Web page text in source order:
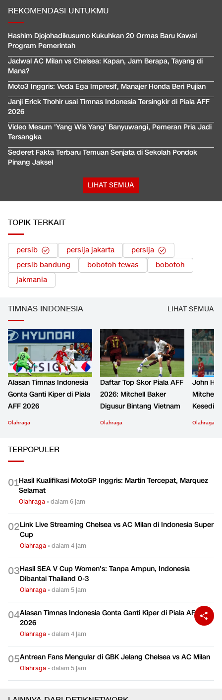
REKOMENDASI UNTUKMU
Hashim Djojohadikusumo Kukuhkan 20 Ormas Baru Kawal
Program Pemerintah
Jadwal AC Milan vs Chelsea: Kapan, Jam Berapa, Tayang di
Mana?
Moto3 Inggris: Veda Ega Impresif, Manajer Honda Beri Pujian
Janji Erick Thohir usai Timnas Indonesia Tersingkir di Piala AFF
2026
Video Mesum 'Yang Wis Yang' Banyuwangi, Pemeran Pria Jadi
Tersangka
Sederet Fakta Terbaru Temuan Senjata di Sekolah Pondok
Pinang Jaksel
LIHAT SEMUA
TOPIK TERKAIT
persib persija jakarta
persija
persib bandung
bobotoh tewas
bobotoh
jakmania
TIMNAS INDONESIA LIHAT SEMUA
Alasan Timnas Indonesia
Gonta Ganti Kiper di Piala
AFF 2026
Olahraga
Daftar Top Skor Piala AFF
2026: Mitchell Baker
Digusur Bintang Vietnam
Olahraga
John
Mitchell
Olahraga
TERPOPULER
01Hasil Kualifikasi MotoGP Inggris: Martin Tercepat, Marquez
Selamat
Olahraga •dalam 6 jam
02Link Live Streaming Chelsea vs AC Milan di Indonesia Super
Cup
Olahraga •dalam 4 jam
03Hasil SEA V Cup Women's: Tanpa Ampun, Indonesia
Dibantai Thailand 0-3
Olahraga •dalam 5 jam
04Alasan Timnas Indonesia Gonta Ganti Kiper di Piala AFF
2026
Olahraga •dalam 4 jam
05Antrean Fans Mengular di GBK Jelang Chelsea vs AC Milan
Olahraga •dalam 5 jam